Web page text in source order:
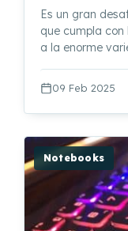
Es un gran
que cumpla
a la enorme
09 Feb 2025
Notebooks